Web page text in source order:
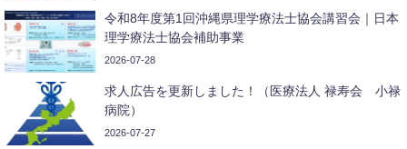
令和8年度第1回沖縄県理学療法士協会講習会｜日本
理学療法士協会補助事業
2026-07-28
求人広告を更新しました！（医療法人 禄寿会 小禄
病院）
2026-07-27